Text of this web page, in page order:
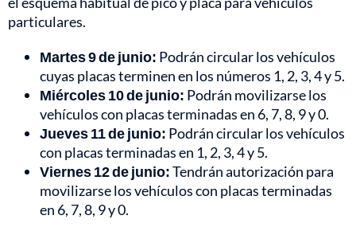
particulares.
Martes 9 de junio: Podrán circular los vehículos
cuyas placas terminen en los números 1, 2, 3, 4 y 5.
Miércoles 10 de junio: Podrán movilizarse los
vehículos con placas terminadas en 6, 7, 8, 9 y 0.
Jueves 11 de junio: Podrán circular los vehículos
con placas terminadas en 1, 2, 3, 4 y 5.
Viernes 12 de junio:Tendrán autorización para
movilizarse los vehículos con placas terminadas
en 6, 7, 8, 9 y 0.